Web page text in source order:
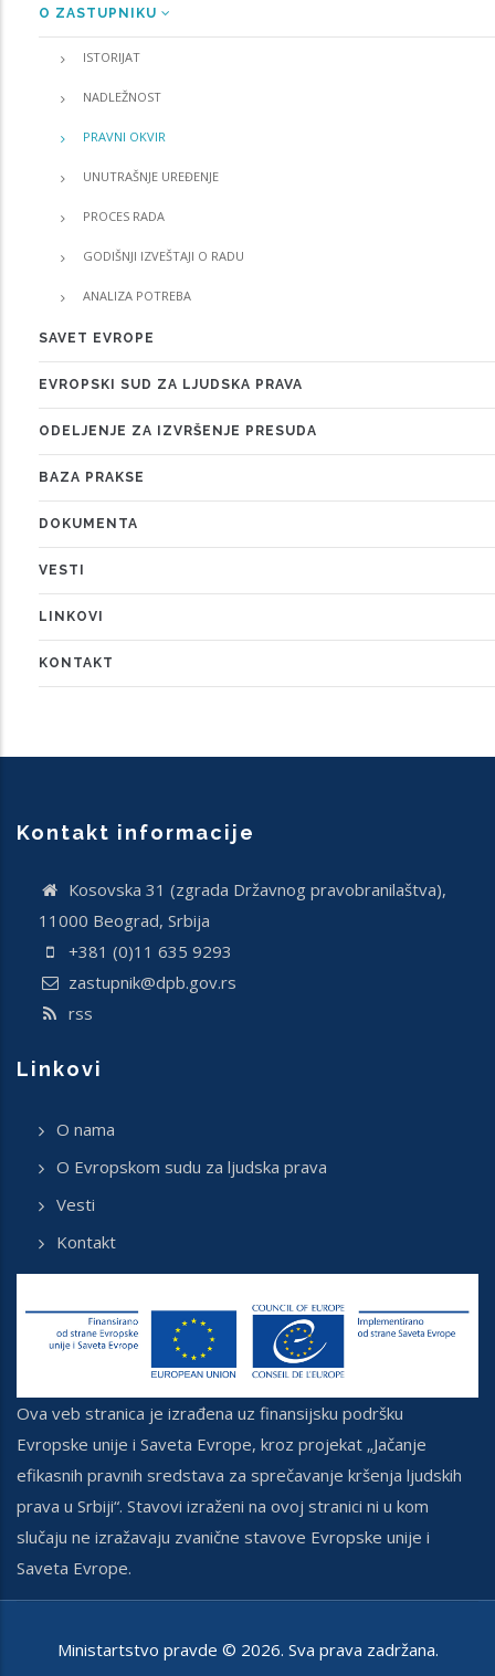
MENU
O ZASTUPNIKU
ISTORIJAT
NADLEŽNOST
PRAVNI OKVIR
UNUTRAŠNJE UREĐENJE
PROCES RADA
GODIŠNJI IZVEŠTAJI O RADU
ANALIZA POTREBA
SAVET EVROPE
EVROPSKI SUD ZA LJUDSKA PRAVA
ODELJENJE ZA IZVRŠENJE PRESUDA
BAZA PRAKSE
DOKUMENTA
VESTI
LINKOVI
KONTAKT
Kontakt informacije
Кosovska 31 (zgrada Državnog pravobranilaštva),
11000 Beograd, Srbija
+381 (0)11 635 9293
zastupnik@dpb.gov.rs
rss
Linkovi
O nama
O Evropskom sudu za ljudska prava
Vesti
Kontakt
Ova veb stranica je izrađena uz finansijsku podršku
Evropske unije i Saveta Evrope, kroz projekat „Jačanje
efikasnih pravnih sredstava za sprečavanje kršenja ljudskih
prava u Srbiji“. Stavovi izraženi na ovoj stranici ni u kom
slučaju ne izražavaju zvanične stavove Evropske unije i
Saveta Evrope.
Ministartstvo pravde © 2026. Sva prava zadržana.